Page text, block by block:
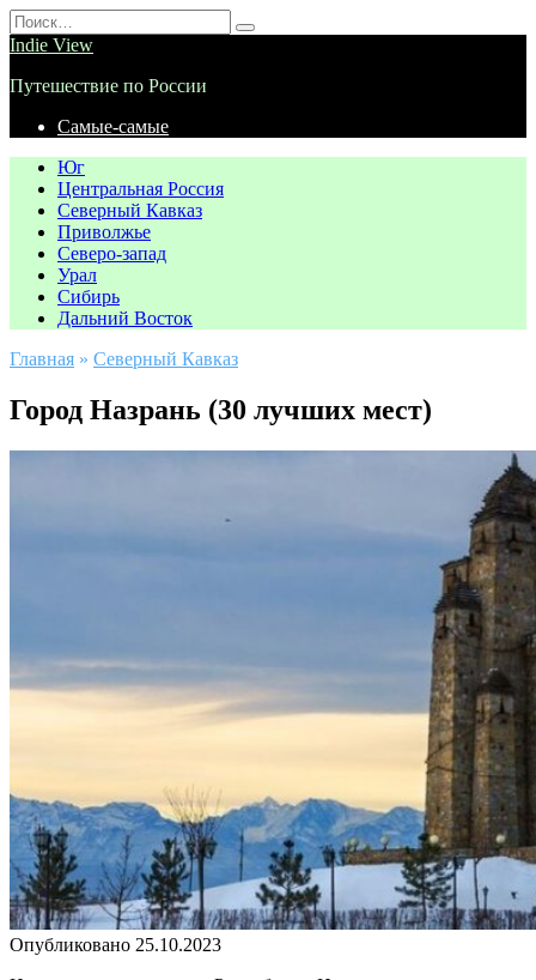
Перейти
к
Search
for:
Indie View
Путешествие по России
Самые-самые
Юг
Центральная Россия
Северный Кавказ
Приволжье
Северо-запад
Урал
Сибирь
Дальний Восток
Главная » Северный Кавказ
Город Назрань (30 лучших мест)
Опубликовано 25.10.2023